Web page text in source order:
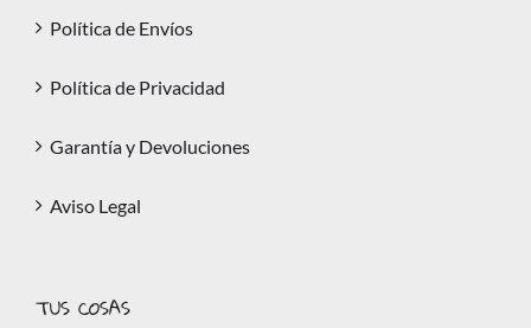
Política de Envíos
Política de Privacidad
Garantía y Devoluciones
Aviso Legal
TUS COSAS